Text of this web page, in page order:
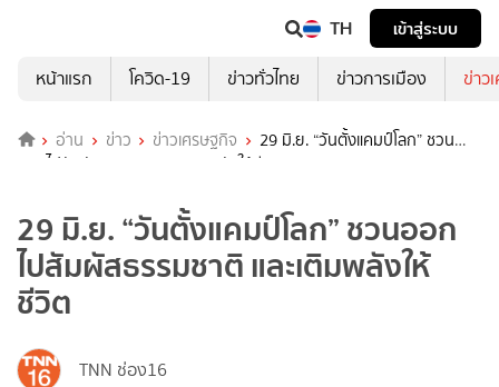
TH
เข้าสู่ระบบ
หน้าแรก
โควิด-19 ข่าวทั่วไทย ข่าวการเมือง ข่าว
อ่าน ข่าว ข่าวเศรษฐกิจ
29 มิ.ย. “วันตั้งแคมป์โลก” ชวน
ออกไปสัมผัสธรรมชาติ และเติมพลังให้ชีวิต
29 มิ.ย. “วันตั้งแคมป์โลก” ชวนออก
ไปสัมผัสธรรมชาติ และเติมพลังให้
ชีวิต
TNN ช่อง16